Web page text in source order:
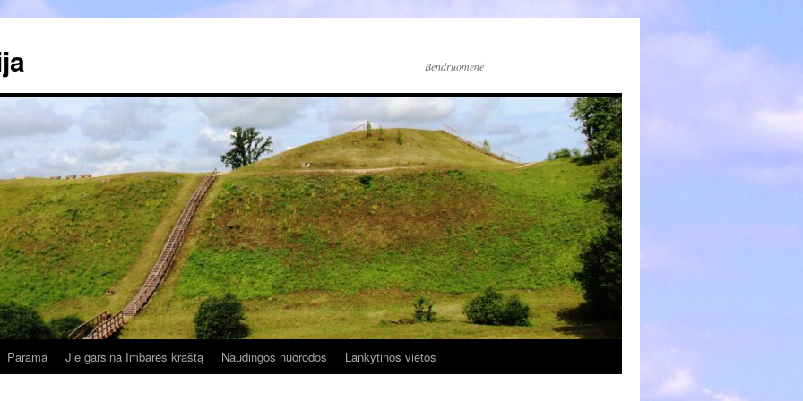
Bendruomenė
Parama Jie garsina Imbarės kraštą Naudingos nuorodos Lankytinos vietos